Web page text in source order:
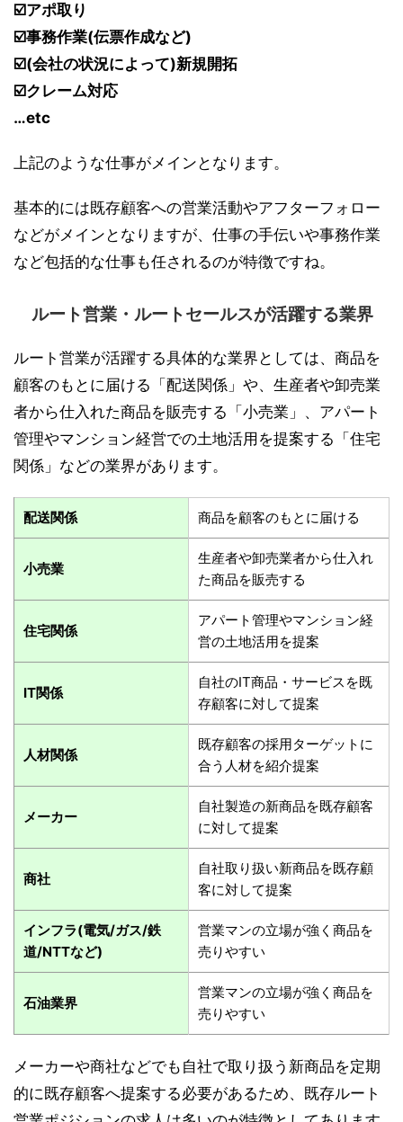
☑️アポ取り
☑️事務作業(伝票作成など)
☑️(会社の状況によって)新規開拓
☑️クレーム対応
…etc
上記のような仕事がメインとなります。
基本的には既存顧客への営業活動やアフターフォロー
などがメインとなりますが、仕事の手伝いや事務作業
など包括的な仕事も任されるのが特徴ですね。
ルート営業・ルートセールスが活躍する業界
ルート営業が活躍する具体的な業界としては、商品を
顧客のもとに届ける「配送関係」や、生産者や卸売業
者から仕入れた商品を販売する「小売業」、アパート
管理やマンション経営での土地活用を提案する「住宅
関係」などの業界があります。
配送関係 商品を顧客のもとに届ける
小売業
生産者や卸売業者から仕入れ
た商品を販売する
住宅関係
アパート管理やマンション経
営の土地活用を提案
IT関係
自社のIT商品・サービスを既
存顧客に対して提案
人材関係
既存顧客の採用ターゲットに
合う人材を紹介提案
メーカー
自社製造の新商品を既存顧客
に対して提案
商社
自社取り扱い新商品を既存顧
客に対して提案
インフラ(電気/ガス/鉄
道/NTTなど)
営業マンの立場が強く商品を
売りやすい
石油業界
営業マンの立場が強く商品を
売りやすい
メーカーや商社などでも自社で取り扱う新商品を定期
的に既存顧客へ提案する必要があるため、既存ルート